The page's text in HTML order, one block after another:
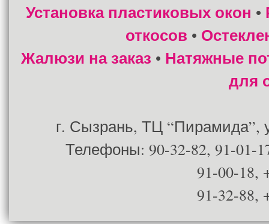
Установка пластиковых окон •
откосов •
Жалюзи на заказ • Натяжные
для
г. Сызрань, ТЦ “Пирамида”,
Телефоны: 90-32-82, 91-01-
91-00-18,
91-32-88,